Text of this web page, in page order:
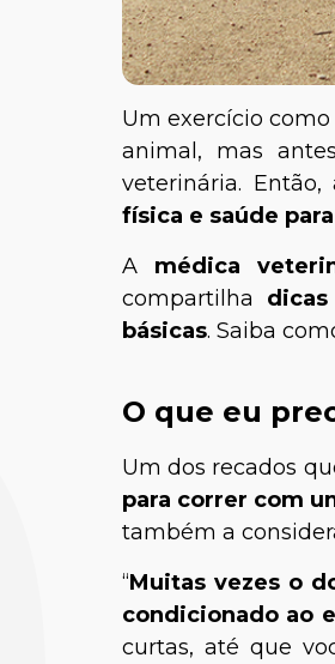
Um exercício
animal, mas
veterinária.
física e saúde
A
médica
compartilha
básicas. Saiba
O que eu
Um dos recados
para correr com
também a
“Muitas vezes o
condicionado ao
curtas, até que